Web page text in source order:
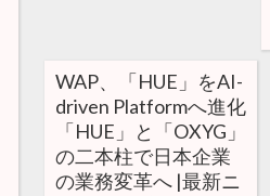
WAP、「HUE」をAI-
driven Platformへ進化
「HUE」と「OXYG」
の二本柱で日本企業
の業務変革へ |最新ニ